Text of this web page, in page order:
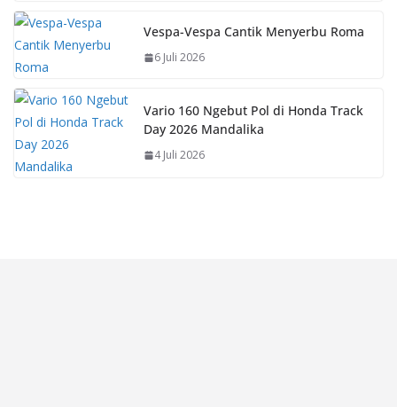
Vespa-Vespa Cantik Menyerbu Roma
6 Juli 2026
Vario 160 Ngebut Pol di Honda Track
Day 2026 Mandalika
4 Juli 2026